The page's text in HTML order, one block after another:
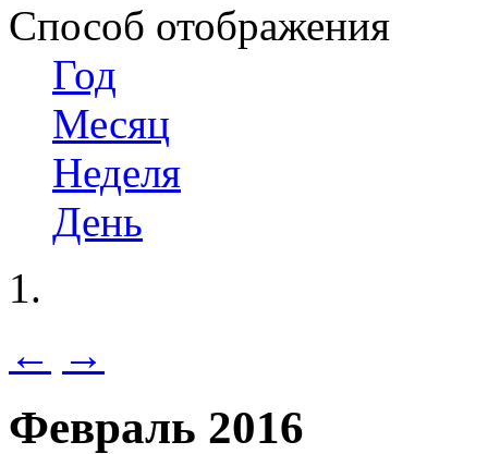
Способ отображения
Год
Месяц
Неделя
День
← →
Февраль 2016